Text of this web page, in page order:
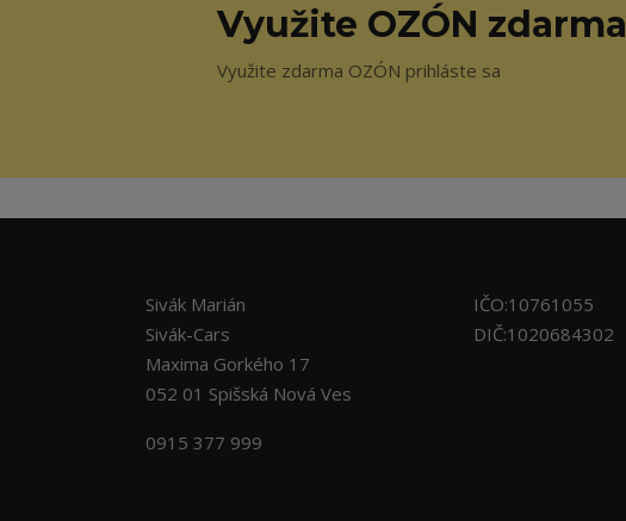
Využite OZÓN zdarma
Využite zdarma OZÓN prihláste sa
Sivák Marián
Sivák-Cars
Maxima Gorkého 17
052 01 Spišská Nová Ves
0915 377 999
IČO:10761055
DIČ:1020684302